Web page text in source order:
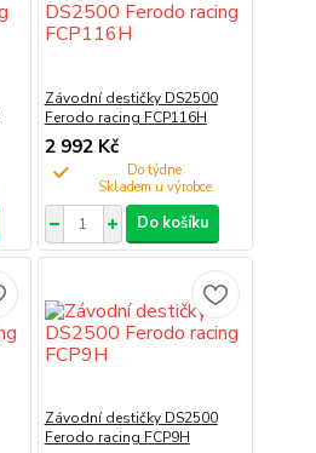
Závodní destičky DS2500
Ferodo racing FCP116H
2 992 Kč
Do týdne
Do košíku
Závodní destičky DS2500
Ferodo racing FCP9H